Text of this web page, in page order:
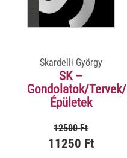
Skardelli György
SK –
Gondolatok/Tervek/
Épületek
12500 Ft
11250 Ft